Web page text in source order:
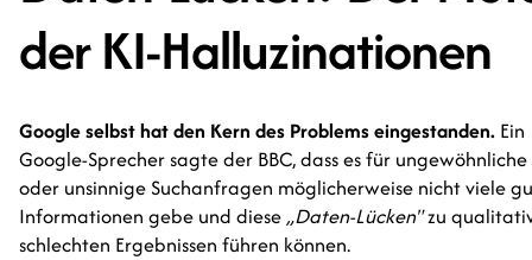
der KI-Halluzinationen
Google selbst hat den Kern des Problems eingestanden. Ein
Google-Sprecher sagte der BBC, dass es für ungewöhnliche
oder unsinnige Suchanfragen möglicherweise nicht viele
Informationen gebe und diese„Daten-Lücken"zu
schlechten Ergebnissen führen können.